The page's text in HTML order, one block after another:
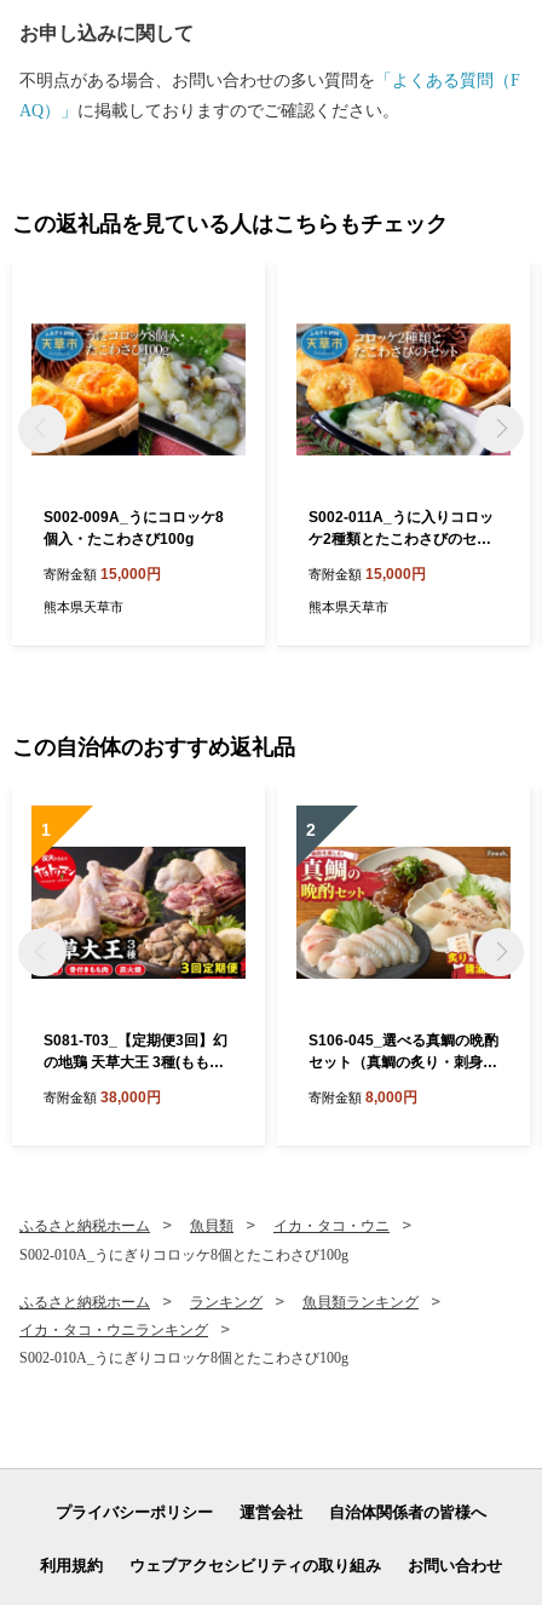
お申し込みに関して
不明点がある場合、お問い合わせの多い質問を 「よくある質問（F
AQ）」 に掲載しておりますのでご確認ください。
この返礼品を見ている人はこちらもチェック
S002-009A_うにコロッケ8
個入・たこわさび100g
寄附金額 15,000円
熊本県天草市
S002-011A_うに入りコロッ
ケ2種類とたこわさびのセッ
寄附金額 15,000円
熊本県天草市
この自治体のおすすめ返礼品
1
S081-T03_【定期便3回】幻
の地鶏 天草大王 3種(もも
約2.3kg
寄附金額 38,000円
2
S106-045_選べる真鯛の晩酌
セット（真鯛の炙り・刺身用
寄附金額 8,000円
ふるさと納税ホーム 魚貝類
イカ・タコ・ウニ
S002-010A_うにぎりコロッケ8個とたこわさび100g
ふるさと納税ホーム ランキング
魚貝類ランキング
イカ・タコ・ウニランキング
S002-010A_うにぎりコロッケ8個とたこわさび100g
プライバシーポリシー 運営会社 自治体関係者の皆様へ
利用規約 ウェブアクセシビリティの取り組み お問い合わせ